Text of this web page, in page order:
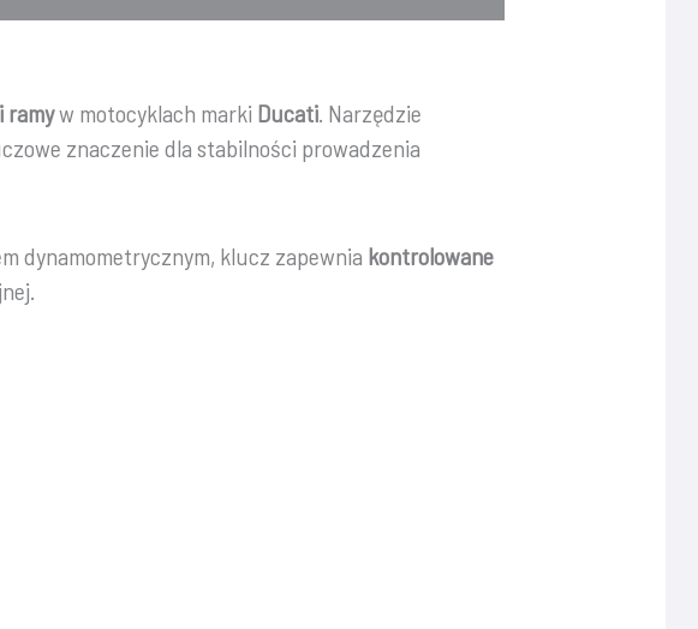
ramyw motocyklach marki Ducati . Narzędzie
znaczenie dla stabilności prowadzenia
dynamometrycznym, klucz zapewnia kontrolowane